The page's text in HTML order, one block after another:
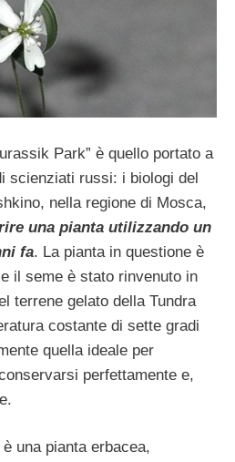
Park” è quello portato a
scienziati russi: i biologi del
nella regione di Mosca,
una pianta utilizzando un
fa. La pianta in questione è
il seme è stato rinvenuto in
terrene gelato della Tundra
costante di sette gradi
quella ideale per
perfettamente e,
è una pianta erbacea,